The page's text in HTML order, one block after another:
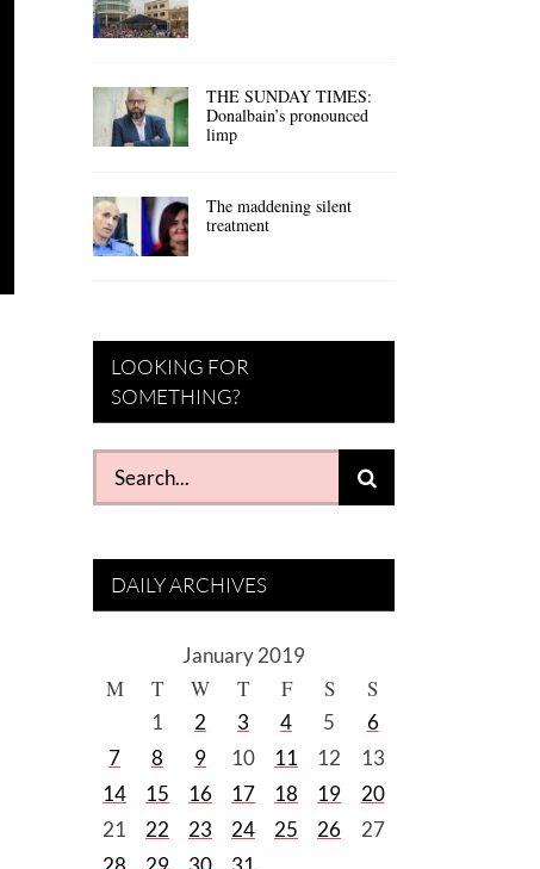
THE SUNDAY TIMES:
Donalbain’s pronounced
limp
The maddening silent
treatment
LOOKING FOR
SOMETHING?
Search
for:
DAILY ARCHIVES
January 2019
M T W T F S S
1 2 3 4 5
6
7
8 9 10 11 12
13
14
15 16 17 18 19
20
21
22 23 24 25 26
27